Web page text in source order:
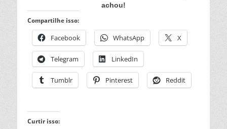
achou!
Compartilhe isso:
Facebook WhatsApp X
Telegram LinkedIn
Tumblr Pinterest Reddit
Curtir isso: